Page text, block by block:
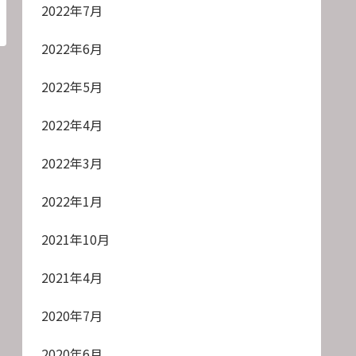
2022年7月
2022年6月
2022年5月
2022年4月
2022年3月
2022年1月
2021年10月
2021年4月
2020年7月